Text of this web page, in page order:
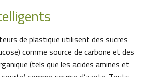
de plastique utilisent des sucres
comme source de carbone et des
(tels que les acides amines et